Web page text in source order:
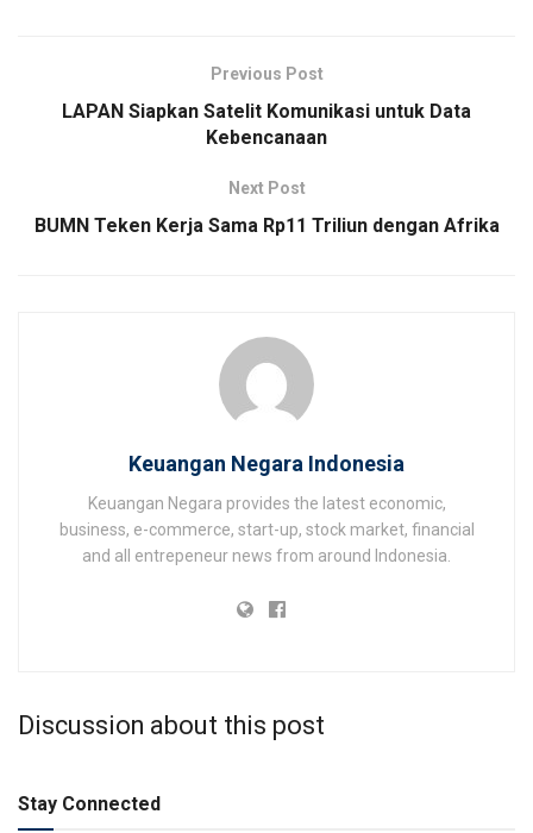
Previous Post
LAPAN Siapkan Satelit Komunikasi untuk Data
Kebencanaan
Next Post
BUMN Teken Kerja Sama Rp11 Triliun dengan Afrika
Keuangan Negara Indonesia
Keuangan Negara provides the latest economic,
business, e-commerce, start-up, stock market, financial
and all entrepeneur news from around Indonesia.
Discussion about this post
Stay Connected